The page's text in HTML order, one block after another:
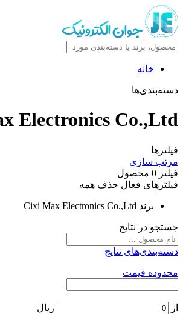
خانه
دسته‌بندی‌ها
Electronics Co.,Ltd
فیلترها
مرتب سازی
فیلتر 0 محصول
فیلترهای فعال حذف همه
برند Cixi Max Electronics Co.,Ltd
جستجو در نتایج
دسته‌بندی‌های نتایج
محدوده قیمت
از ریال